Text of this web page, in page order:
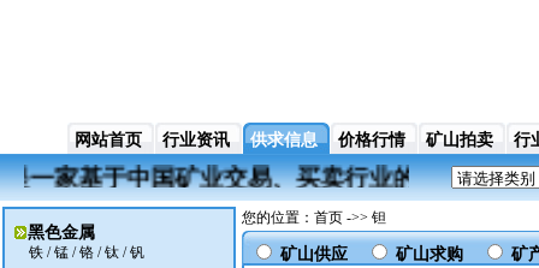
网站首页 行业资讯 供求信息 价格行情 矿山拍卖 行
一家基于中国矿业交易、买卖行业的门户网站
黑色金属
铁 /锰 /铬 /钛 /钒
您的位置：首页 ->> 钽
矿山供应 矿山求购 矿